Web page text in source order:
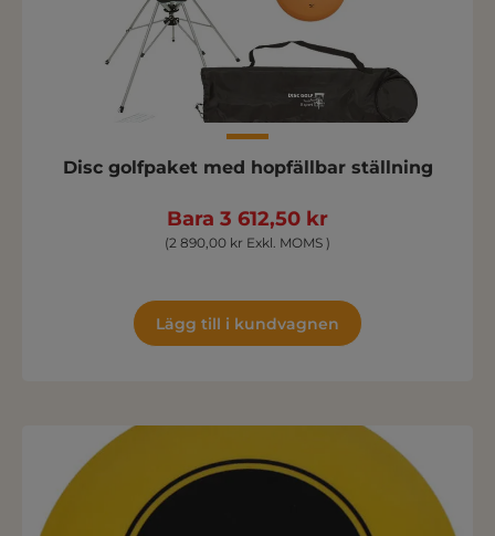
Disc golfpaket med hopfällbar ställning
Bara 3 612,50 kr
(2 890,00 kr Exkl. MOMS )
Lägg till i kundvagnen